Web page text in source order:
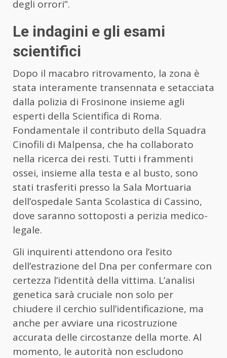
degli orrori”.
Le indagini e gli esami
scientifici
Dopo il macabro ritrovamento, la zona è
stata interamente transennata e setacciata
dalla polizia di Frosinone insieme agli
esperti della Scientifica di Roma.
Fondamentale il contributo della Squadra
Cinofili di Malpensa, che ha collaborato
nella ricerca dei resti. Tutti i frammenti
ossei, insieme alla testa e al busto, sono
stati trasferiti presso la Sala Mortuaria
dell’ospedale Santa Scolastica di Cassino,
dove saranno sottoposti a perizia medico-
legale.
Gli inquirenti attendono ora l’esito
dell’estrazione del Dna per confermare con
certezza l’identità della vittima. L’analisi
genetica sarà cruciale non solo per
chiudere il cerchio sull’identificazione, ma
anche per avviare una ricostruzione
accurata delle circostanze della morte. Al
momento, le autorità non escludono